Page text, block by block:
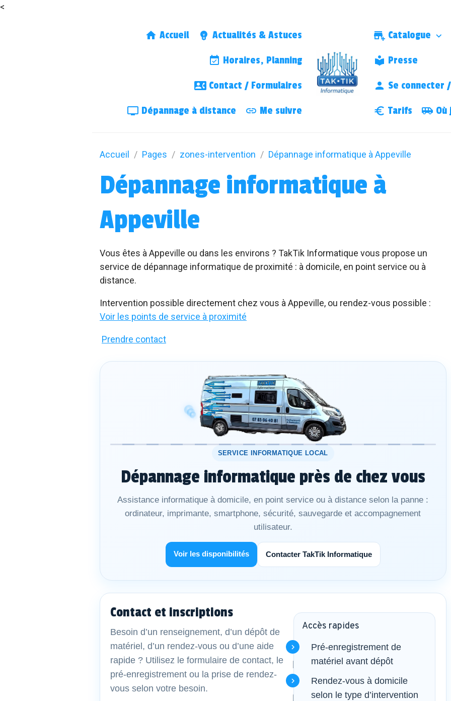
<
Accueil Actualités & Astuces
Horaires, Planning
Contact / Formulaires
Dépannage à distance Me suivre
Catalogue
Presse
Se connecter
Tarifs
Accueil Pages zones-intervention Dépannage informatique à Appeville
Dépannage informatique à
Appeville
Vous êtes à Appeville ou dans les environs ? TakTik Informatique vous propose un
service de dépannage informatique de proximité : à domicile, en point service ou à
distance.
Intervention possible directement chez vous à Appeville, ou rendez-vous possible :
Voir les points de service à proximité
Prendre contact
SERVICE INFORMATIQUE LOCAL
Dépannage informatique près de chez vous
Assistance informatique à domicile, en point service ou à distance selon la panne :
ordinateur, imprimante, smartphone, sécurité, sauvegarde et accompagnement
utilisateur.
Voir les disponibilités Contacter TakTik Informatique
Contact et inscriptions
Besoin d’un renseignement, d’un dépôt de
matériel, d’un rendez-vous ou d’une aide
rapide ? Utilisez le formulaire de contact, le
pré-enregistrement ou la prise de rendez-
vous selon votre besoin.
Accès rapides
Pré-enregistrement de
matériel avant dépôt
Rendez-vous à domicile
selon le type d’intervention